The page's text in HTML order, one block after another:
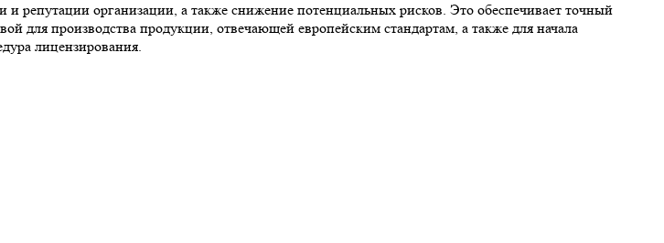
репутации организации, а также снижение потенциальных рисков. Это обеспечивает точный
для производства продукции, отвечающей европейским стандартам, а также для начала
лицензирования.